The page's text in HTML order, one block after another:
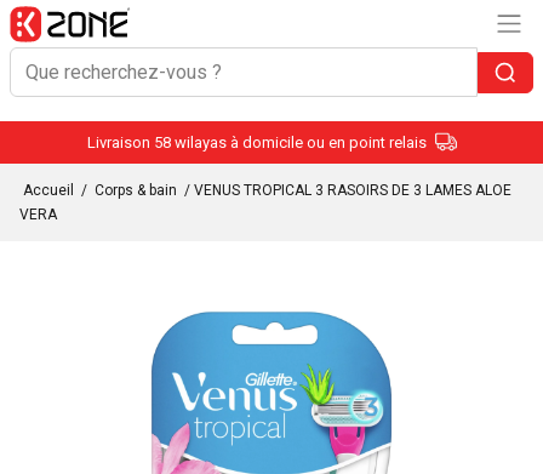
Livraison 58 wilayas à domicile ou en point relais
Accueil / Corps & bain / VENUS TROPICAL 3 RASOIRS DE 3 LAMES ALOE
VERA